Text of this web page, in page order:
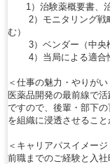
1）治験薬概要書、治
2）モニタリング戦略
む）
3）ベンダー（中央検
4）当局による適合
＜仕事の魅力・やりがい
医薬品開発の最前線で
ですので、後輩・部下
を組織に浸透させること
＜キャリアパスイメー
前職までのご経験と入